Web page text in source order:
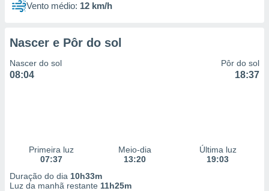
Vento médio: 12 km/h
Nascer e Pôr do sol
Nascer do sol
08:04
Pôr do sol
18:37
Primeira luz
07:37
Meio-dia
13:20
Última luz
19:03
Duração do dia 10h33m
Luz da manhã restante 11h25m